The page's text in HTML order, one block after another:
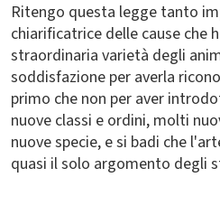
Ritengo questa legge tanto
chiarificatrice delle cause che
straordinaria varietà degli
soddisfazione per averla
primo che non per aver
nuove classi e ordini, molti
nuove specie, e si badi che
quasi il solo argomento degli